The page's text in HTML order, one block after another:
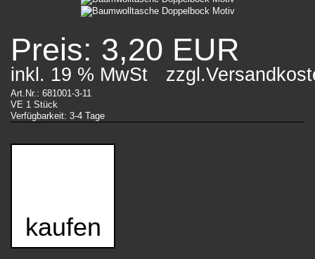
Preis: 3,20 EUR
inkl. 19 % MwSt
Art.Nr.: 681001-3-11
VE 1 Stück
Verfügbarkeit: 3-4 Tage
kaufen